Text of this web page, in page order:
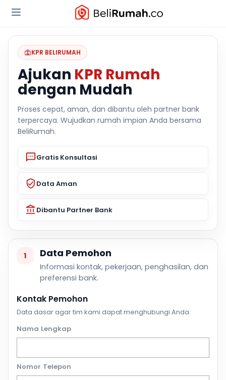
KPR BELIRUMAH
Ajukan KPR Rumah
dengan Mudah
Proses cepat, aman, dan dibantu oleh partner bank
terpercaya. Wujudkan rumah impian Anda bersama
BeliRumah.
Gratis Konsultasi
Data Aman
Dibantu Partner Bank
1 Data Pemohon
Informasi kontak, pekerjaan, penghasilan, dan
preferensi bank.
Kontak Pemohon
Data dasar agar tim kami dapat menghubungi Anda.
Nama Lengkap
Nomor Telepon